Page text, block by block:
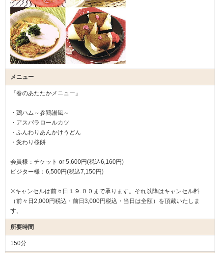
メニュー
『春のあたたかメニュー』
・鶏ハム～参鶏湯風～
・アスパラロールカツ
・ふんわりあんかけうどん
・変わり桜餅
会員様：チケット or 5,600円(税込6,160円)
ビジター様：6,500円(税込7,150円)
※キャンセルは前々日１９:００まで承ります。それ以降はキャンセル料
（前々日2,000円税込・前日3,000円税込・当日は全額）を頂戴いたしま
す。
所要時間
150分